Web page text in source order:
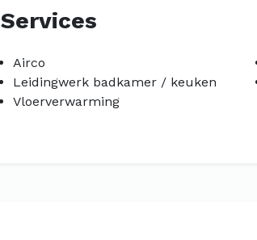
Services
Airco
Leidingwerk badkamer / keuken
Vloerverwarming